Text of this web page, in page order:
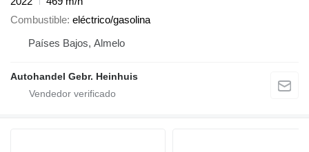
Combustible eléctrico/gasolina
Países Bajos, Almelo
Autohandel Gebr. Heinhuis